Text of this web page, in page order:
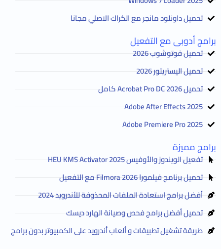
تحميل داونلود مانجر مع الكراك الاصلي مجانا
برامج أدوبى مع التفعيل
تحميل فوتوشوب 2026
تحميل اليستريتور 2026
تحميل Acrobat Pro DC 2026 كامل
Adobe After Effects 2025
Adobe Premiere Pro 2025
برامج مميزة
تفعيل الويندوز والأوفيس HEU KMS Activator 2025
تحميل برنامج فيلمورا Filmora 2026 مع التفعيل
أفضل برامج استعادة الملفات المحذوفة للأندرويد 2024
تحميل أفضل برامج فحص وصيانة الهارد ديسك
طريقة تشغيل تطبيقات و ألعاب أندرويد على الكمبيوتر بدون برامج